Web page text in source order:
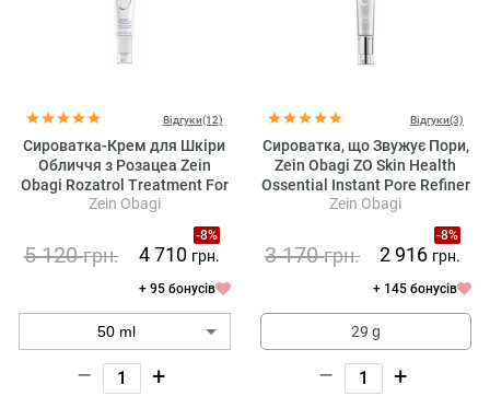
Відгуки(12)
Сироватка-Крем для Шкіри
Обличчя з Розацеа Zein
Obagi Rozatrol Treatment For
Red Sensitized Skin
Zein Obagi
-8%
5 120грн. 4 710 грн.
+ 95 бонусів
– +
Відгуки(3)
Сироватка, що Звужує Пори,
Zein Obagi ZO Skin Health
Ossential Instant Pore Refiner
Zein Obagi
-8%
3 170грн. 2 916 грн.
+ 145 бонусів
29 g
– +